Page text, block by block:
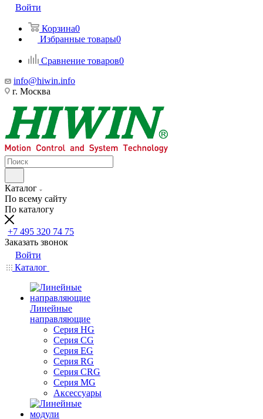
Войти
Корзина0
Избранные товары0
Сравнение товаров0
info@hiwin.info
г. Москва
Каталог
По всему сайту
По каталогу
+7 495 320 74 75
Заказать звонок
Войти
Каталог
Линейные
направляющие
Серия HG
Серия CG
Серия EG
Серия RG
Серия CRG
Серия MG
Аксессуары